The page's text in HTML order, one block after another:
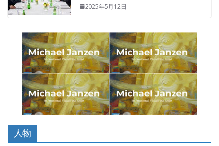
2025年5月12日
人物